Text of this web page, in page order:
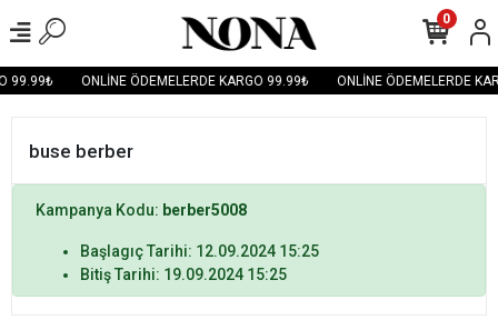
99.99₺ ONLİNE ÖDEMELERDE KARGO 99.99₺ ONLİNE ÖDEMELERDE
0
buse berber
Kampanya Kodu: berber5008
Başlagıç Tarihi: 12.09.2024 15:25
Bitiş Tarihi: 19.09.2024 15:25